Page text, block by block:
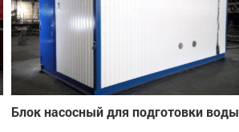
Блок насосный для подготовки воды